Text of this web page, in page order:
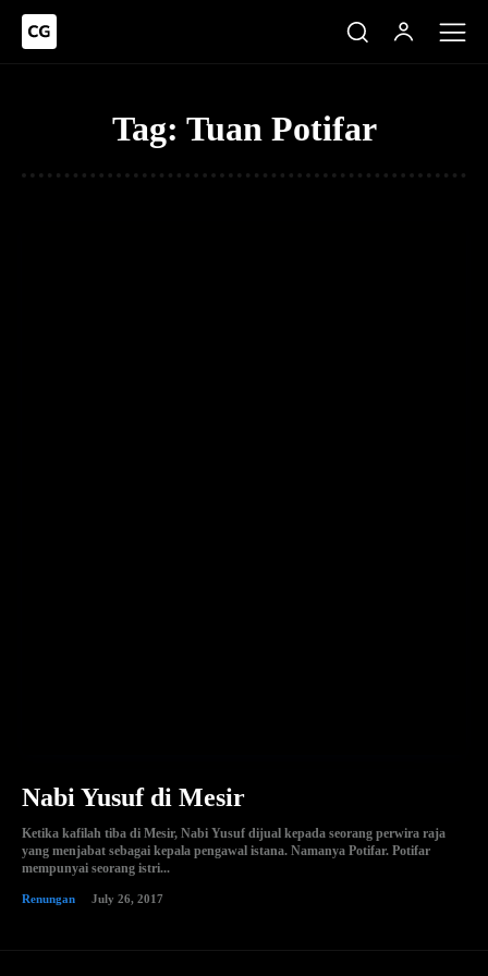
Tag: Tuan Potifar
Nabi Yusuf di Mesir
Ketika kafilah tiba di Mesir, Nabi Yusuf dijual kepada seorang perwira raja
yang menjabat sebagai kepala pengawal istana. Namanya Potifar. Potifar
mempunyai seorang istri...
Renungan July 26, 2017